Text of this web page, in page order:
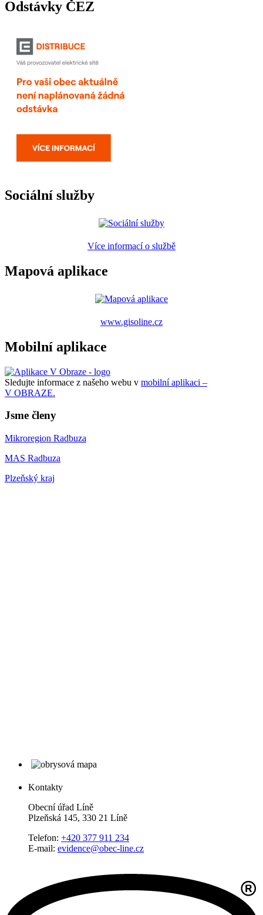
Odstávky ČEZ
Sociální služby
Více informací o službě
Mapová aplikace
www.gisoline.cz
Mobilní aplikace
Sledujte informace z našeho webu v mobilní aplikaci –
V OBRAZE.
Jsme členy
Mikroregion Radbuza
MAS Radbuza
Plzeňský kraj
Kontakty
Obecní úřad Líně
Plzeňská 145, 330 21 Líně
Telefon: +420 377 911 234
E-mail: evidence@obec-line.cz